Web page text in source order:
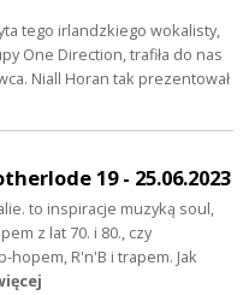
tego irlandzkiego wokalisty,
One Direction, trafiła do nas
Niall Horan tak prezentował
19 - 25.06.2023
to inspiracje muzyką soul,
z lat 70. i 80., czy
hopem, R'n'B i trapem. Jak